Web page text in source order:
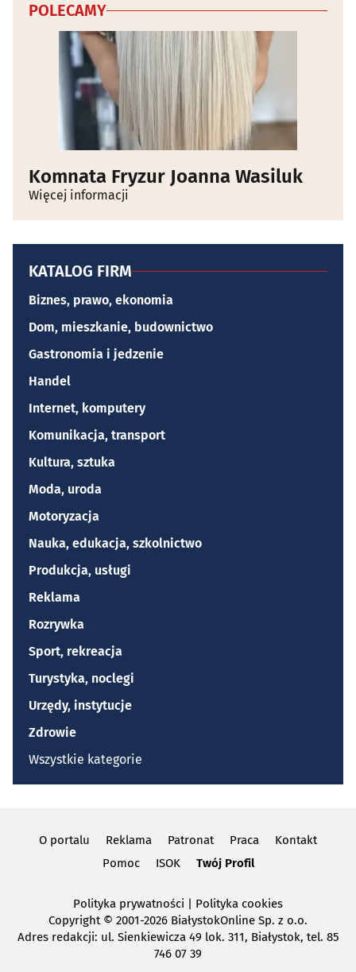
POLECAMY
Komnata Fryzur Joanna Wasiluk
Więcej informacji
KATALOG FIRM
Biznes, prawo, ekonomia
Dom, mieszkanie, budownictwo
Gastronomia i jedzenie
Handel
Internet, komputery
Komunikacja, transport
Kultura, sztuka
Moda, uroda
Motoryzacja
Nauka, edukacja, szkolnictwo
Produkcja, usługi
Reklama
Rozrywka
Sport, rekreacja
Turystyka, noclegi
Urzędy, instytucje
Zdrowie
Wszystkie kategorie
O portalu Reklama Patronat Praca
Kontakt
Pomoc
ISOK Twój Profil
Polityka prywatności
Polityka cookies
Copyright© 2001-2026 BiałystokOnline Sp. z o.o.
Adres redakcji: ul. Sienkiewicza 49 lok. 311, Białystok, tel. 85
746 07 39